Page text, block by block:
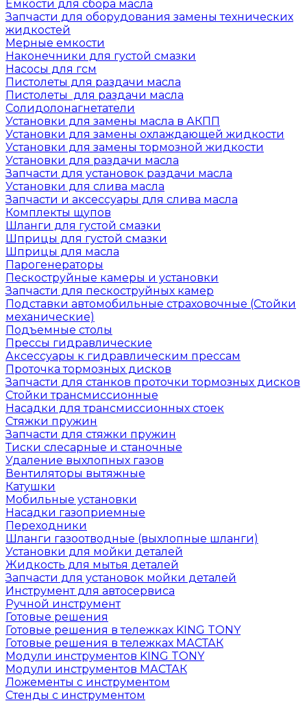
Емкости для сбора масла
Запчасти для оборудования замены технических
жидкостей
Мерные емкости
Наконечники для густой смазки
Насосы для гсм
Пистолеты для раздачи масла
Пистолеты для раздачи масла
Солидолонагнетатели
Установки для замены масла в АКПП
Установки для замены охлаждающей жидкости
Установки для замены тормозной жидкости
Установки для раздачи масла
Запчасти для установок раздачи масла
Установки для слива масла
Запчасти и аксессуары для слива масла
Комплекты щупов
Шланги для густой смазки
Шприцы для густой смазки
Шприцы для масла
Парогенераторы
Пескоструйные камеры и установки
Запчасти для пескоструйных камер
Подставки автомобильные страховочные (Стойки
механические)
Подъемные столы
Прессы гидравлические
Аксессуары к гидравлическим прессам
Проточка тормозных дисков
Запчасти для станков проточки тормозных дисков
Стойки трансмиссионные
Насадки для трансмиссионных стоек
Стяжки пружин
Запчасти для стяжки пружин
Тиски слесарные и станочные
Удаление выхлопных газов
Вентиляторы вытяжные
Катушки
Мобильные установки
Насадки газоприемные
Переходники
Шланги газоотводные (выхлопные шланги)
Установки для мойки деталей
Жидкость для мытья деталей
Запчасти для установок мойки деталей
Инструмент для автосервиса
Ручной инструмент
Готовые решения
Готовые решения в тележках KING TONY
Готовые решения в тележках МАСТАК
Модули инструментов KING TONY
Модули инструментов МАСТАК
Ложементы с инструментом
Стенды с инструментом